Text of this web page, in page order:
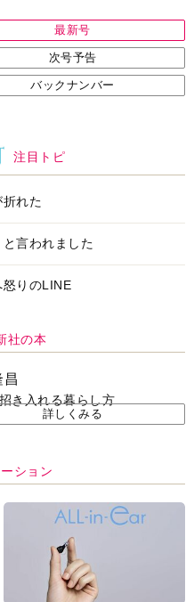
最新号
次号予告
バックナンバー
注目トピ
れた
言われました
りのLINE
社の本
昌
き入れる暮らし方
詳しくみる
ション